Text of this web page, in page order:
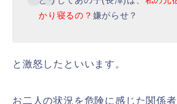
かり寝るの？ 嫌がらせ？
と激怒したといいます。
お二人の状況を危険に感じた関係者